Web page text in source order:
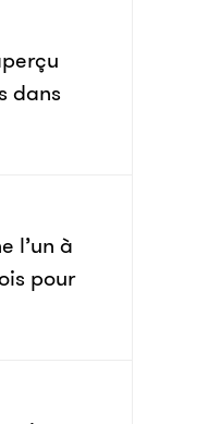
dans
l’un à
pour